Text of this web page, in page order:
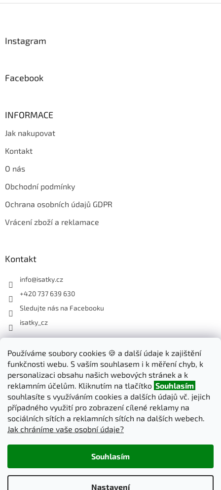
Používáme soubory cookies 🍪 a další údaje k zajištění
funkčnosti webu. S vaším souhlasem i k měření chyb, k
personalizaci obsahu našich webových stránek a k
reklamním účelům. Kliknutím na tlačítko Souhlasím
souhlasíte s využíváním cookies a dalších údajů vč. jejich
případného využití pro zobrazení cílené reklamy na
sociálních sítích a reklamních sítích na dalších webech.
Jak chráníme vaše osobní údaje?
Nastavení
Souhlasím
Instagram
Facebook
INFORMACE
Jak nakupovat
Kontakt
O nás
Obchodní podmínky
Ochrana osobních údajů GDPR
Vrácení zboží a reklamace
Kontakt
info@isatky.cz
+420 737 639 630
Sledujte nás na Facebooku
isatky_cz
Odebírat newsletter
Vložte svůj e-mail a my vám budeme zasílat informace o nových
produktech na našem e-shopu.
E-mail
PŘIHLÁSIT SE